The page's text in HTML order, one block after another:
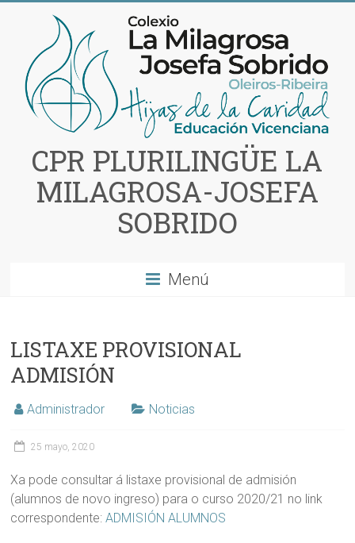
contenido
CPR PLURILINGÜE LA
MILAGROSA-JOSEFA
SOBRIDO
Menú
LISTAXE PROVISIONAL
ADMISIÓN
Administrador Noticias
25 mayo, 2020
Xa pode consultar á listaxe provisional de admisión
(alumnos de novo ingreso) para o curso 2020/21 no link
correspondente:ADMISIÓN ALUMNOS